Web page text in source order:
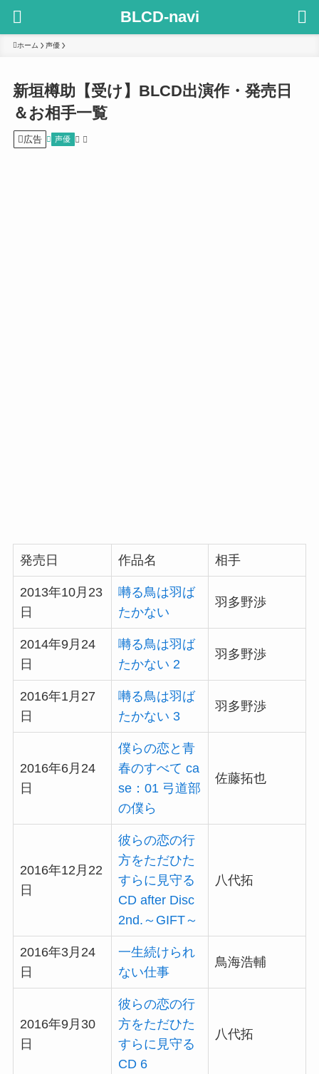
BLCD-navi
ホーム 声優
新垣樽助【受け】BLCD出演作・発売日
＆お相手一覧
広告 声優
発売日 作品名 相手
2013年10月23
日
囀る鳥は羽ば
たかない
羽多野渉
2014年9月24
日
囀る鳥は羽ば
たかない 2
羽多野渉
2016年1月27
日
囀る鳥は羽ば
たかない 3
羽多野渉
2016年6月24
日
僕らの恋と青
春のすべて ca
se：01 弓道部
の僕ら
佐藤拓也
2016年12月22
日
彼らの恋の行
方をただひた
すらに見守る
CD after Disc
2nd.～GIFT～
八代拓
2016年3月24
日
一生続けられ
ない仕事
鳥海浩輔
2016年9月30
日
彼らの恋の行
方をただひた
すらに見守る
CD 6
八代拓